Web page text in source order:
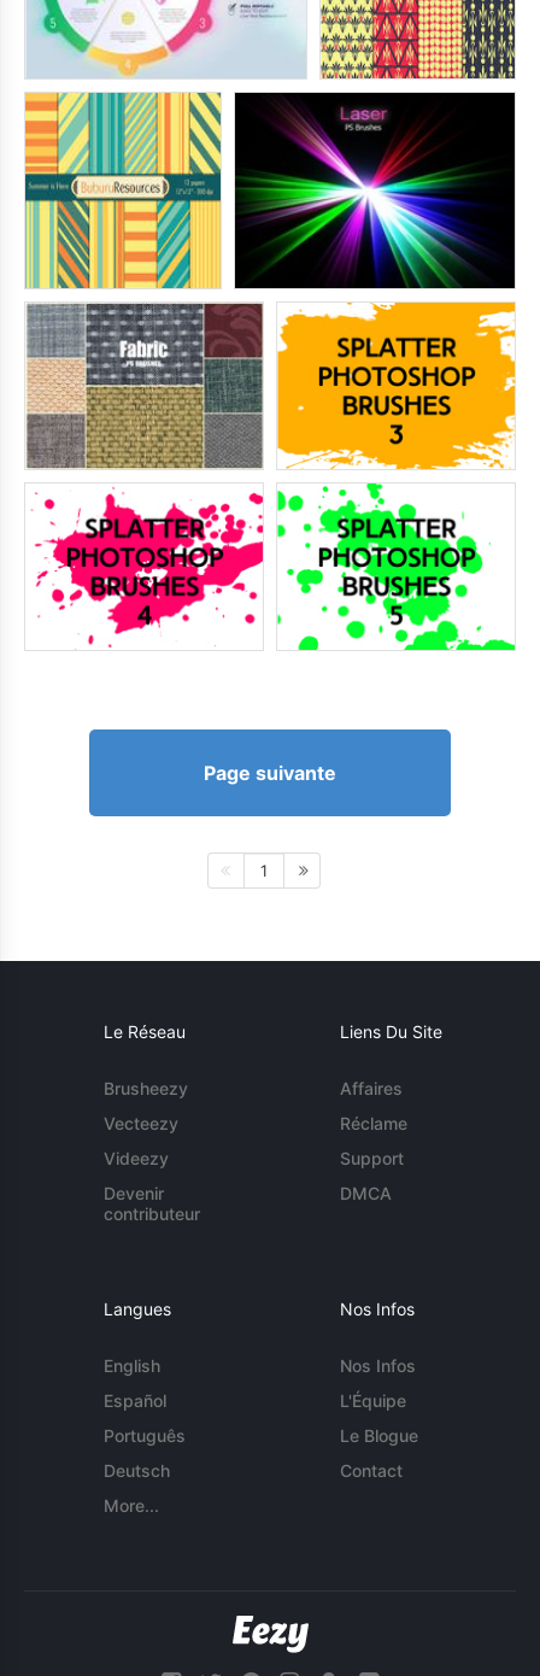
Page suivante
1
Le Réseau
Brusheezy
Vecteezy
Videezy
Devenir
contributeur
Liens Du Site
Affaires
Réclame
Support
DMCA
Langues
English
Español
Português
Deutsch
More...
Nos Infos
Nos Infos
L'Équipe
Le Blogue
Contact